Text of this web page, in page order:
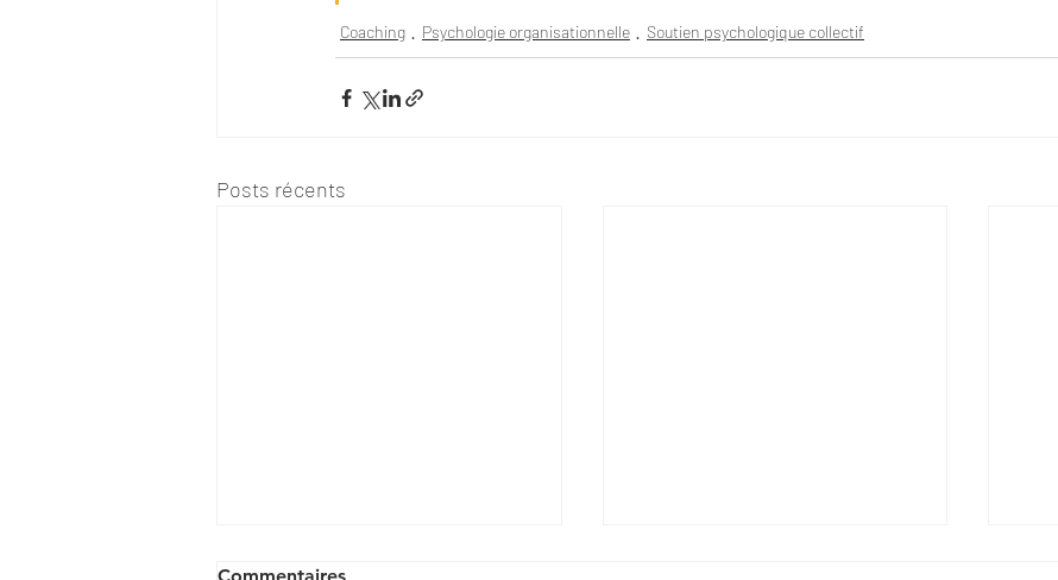
Coaching Psychologie organisationnelle Soutien psychologique collectif
Posts récents
Commentaires